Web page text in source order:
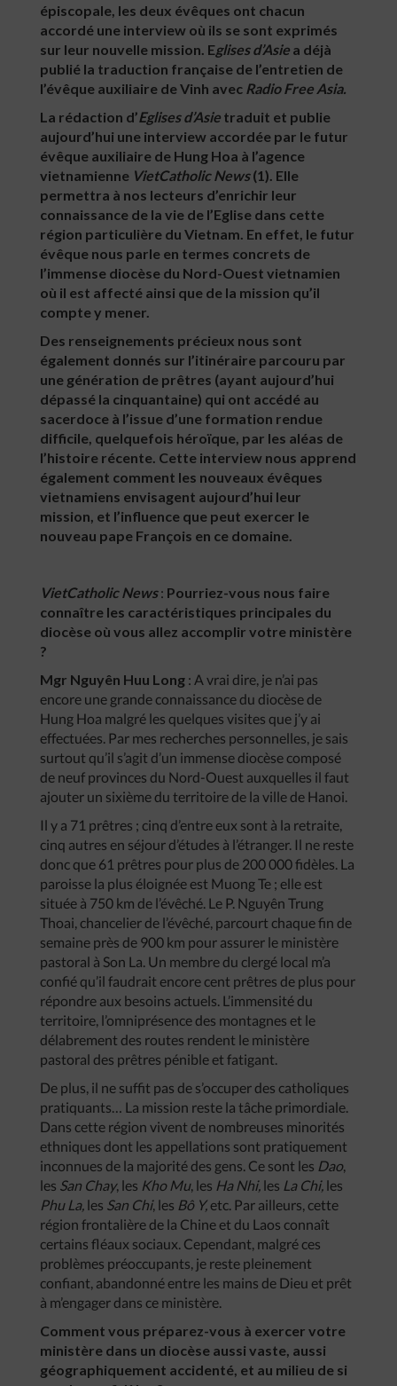
épiscopale, les deux évêques ont chacun
accordé une interview où ils se sont exprimés
sur leur nouvelle mission. Eglises d’Asie a déjà
publié la traduction française de l’entretien de
l’évêque auxiliaire de Vinh avec Radio Free Asia.
La rédaction d’Eglises d’Asie traduit et publie
aujourd’hui une interview accordée par le futur
évêque auxiliaire de Hung Hoa à l’agence
vietnamienne VietCatholic News(1). Elle
permettra à nos lecteurs d’enrichir leur
connaissance de la vie de l’Eglise dans cette
région particulière du Vietnam. En effet, le futur
évêque nous parle en termes concrets de
l’immense diocèse du Nord-Ouest vietnamien
où il est affecté ainsi que de la mission qu’il
compte y mener.
Des renseignements précieux nous sont
également donnés sur l’itinéraire parcouru par
une génération de prêtres (ayant aujourd’hui
dépassé la cinquantaine) qui ont accédé au
sacerdoce à l’issue d’une formation rendue
difficile, quelquefois héroïque, par les aléas de
l’histoire récente. Cette interview nous apprend
également comment les nouveaux évêques
vietnamiens envisagent aujourd’hui leur
mission, et l’influence que peut exercer le
nouveau pape François en ce domaine.
VietCatholic News: Pourriez-vous nous faire
connaître les caractéristiques principales du
diocèse où vous allez accomplir votre ministère
?
Mgr Nguyên Huu Long : A vrai dire, je n’ai pas
encore une grande connaissance du diocèse de
Hung Hoa malgré les quelques visites que j’y ai
effectuées. Par mes recherches personnelles, je sais
surtout qu’il s’agit d’un immense diocèse composé
de neuf provinces du Nord-Ouest auxquelles il faut
ajouter un sixième du territoire de la ville de Hanoi.
Il y a 71 prêtres ; cinq d’entre eux sont à la retraite,
cinq autres en séjour d’études à l’étranger. Il ne reste
donc que 61 prêtres pour plus de 200 000 fidèles. La
paroisse la plus éloignée est Muong Te ; elle est
située à 750 km de l’évêché. Le P. Nguyên Trung
Thoai, chancelier de l’évêché, parcourt chaque fin de
semaine près de 900 km pour assurer le ministère
pastoral à Son La. Un membre du clergé local m’a
confié qu’il faudrait encore cent prêtres de plus pour
répondre aux besoins actuels. L’immensité du
territoire, l’omniprésence des montagnes et le
délabrement des routes rendent le ministère
pastoral des prêtres pénible et fatigant.
De plus, il ne suffit pas de s’occuper des catholiques
pratiquants… La mission reste la tâche primordiale.
Dans cette région vivent de nombreuses minorités
ethniques dont les appellations sont pratiquement
inconnues de la majorité des gens. Ce sont les Dao,
les San Chay, les Kho Mu, les Ha Nhi, les La Chi, les
Phu La, les San Chi, les Bô Y, etc. Par ailleurs, cette
région frontalière de la Chine et du Laos connaît
certains fléaux sociaux. Cependant, malgré ces
problèmes préoccupants, je reste pleinement
confiant, abandonné entre les mains de Dieu et prêt
à m’engager dans ce ministère.
Comment vous préparez-vous à exercer votre
ministère dans un diocèse aussi vaste, aussi
géographiquement accidenté, et au milieu de si